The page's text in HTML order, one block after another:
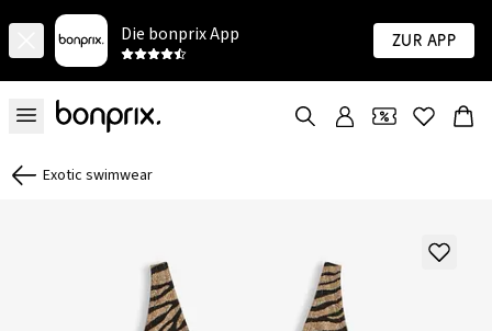
Die bonprix App Zur App
Exotic swimwear